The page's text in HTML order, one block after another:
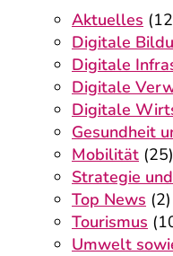
Aktuelles
Digitale
Digitale
Digitale
Digitale
Gesundheit
Mobilität (25)
Strategie
Top News (2)
Tourismus
Umwelt